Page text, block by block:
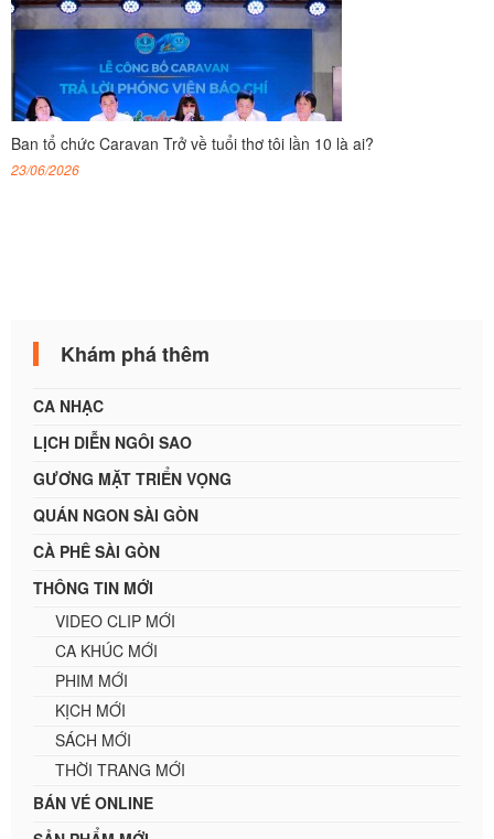
Ban tổ chức Caravan Trở về tuổi thơ tôi lần 10 là ai?
23/06/2026
Khám phá thêm
CA NHẠC
LỊCH DIỄN NGÔI SAO
GƯƠNG MẶT TRIỂN VỌNG
QUÁN NGON SÀI GÒN
CÀ PHÊ SÀI GÒN
THÔNG TIN MỚI
VIDEO CLIP MỚI
CA KHÚC MỚI
PHIM MỚI
KỊCH MỚI
SÁCH MỚI
THỜI TRANG MỚI
BÁN VÉ ONLINE